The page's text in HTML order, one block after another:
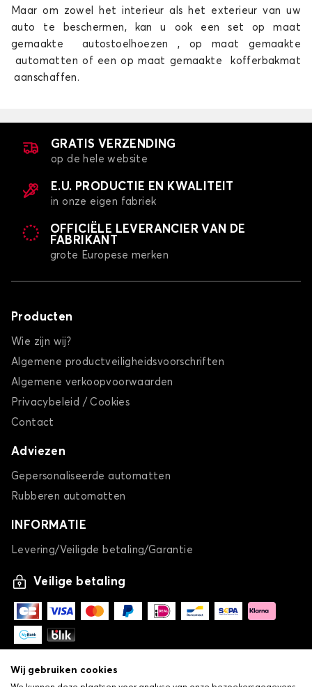
Maar om zowel het interieur als het exterieur van uw
auto te beschermen, kan u ook een set op maat
gemaakte autostoelhoezen , op maat gemaakte
automatten of een op maat gemaakte kofferbakmat
aanschaffen.
GRATIS VERZENDING
op de hele website
E.U. PRODUCTIE EN KWALITEIT
in onze eigen fabriek
OFFICIËLE LEVERANCIER VAN DE
FABRIKANT
grote Europese merken
Producten
Wie zijn wij?
Algemene productveiligheidsvoorschriften
Algemene verkoopvoorwaarden
Privacybeleid / Cookies
Contact
Adviezen
Gepersonaliseerde automatten
Rubberen automatten
INFORMATIE
Levering/Veiligde betaling/Garantie
Veilige betaling
Wij gebruiken cookies